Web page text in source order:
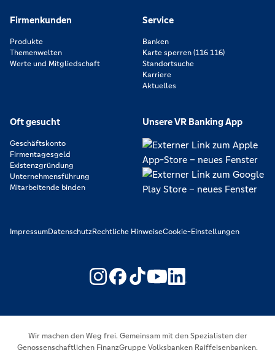
Firmenkunden
Produkte
Themenwelten
Werte und Mitgliedschaft
Service
Banken
Karte sperren (116 116)
Standortsuche
Karriere
Aktuelles
Oft gesucht
Geschäftskonto
Firmentagesgeld
Existenzgründung
Unternehmensführung
Mitarbeitende binden
Unsere VR Banking App
ImpressumDatenschutzRechtliche HinweiseCookie-Einstellungen
https://www.youtube.com/
https://
Wir machen den Weg frei. Gemeinsam mit den Spezialisten der
Genossenschaftlichen FinanzGruppe Volksbanken Raiffeisenbanken.